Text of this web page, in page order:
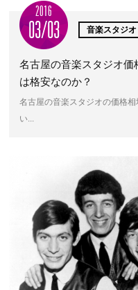
2016
03/03 音楽スタジオ
名古屋の音楽スタジオ
は格安なのか？
名古屋の音楽スタジオの価格
い...